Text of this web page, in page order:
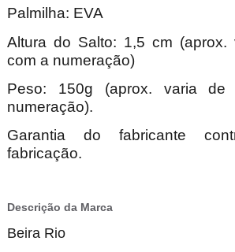
Palmilha: EVA
Altura do Salto: 1,5 cm (aprox.
com a numeração)
Peso: 150g (aprox. varia
numeração).
Garantia do fabricante
fabricação.
Descrição da Marca
Beira Rio